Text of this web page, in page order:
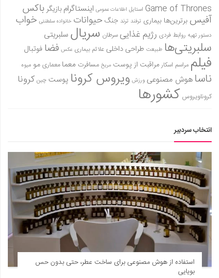
Game of Thrones استایل اطلاعات عمومی اینستاگرام بازیگر باکس
آفیس برترین‌ها بیماری ترفند ترند جنگ حیوانات خانواده سلطنتی خواب
دستور تهیه روابط فردی رژیم غذاییسرطان سریال سلبریتی
سلبریتی‌ها طبیعت طراحی داخلی علائم بیماری عکس فضا فوتبال
فیلم مراسم اسکارمراقبت از پوست مریخ مسافرت معمامعماری مو میوه
ناساهوش مصنوعی ورزش ویروس کرونا پوست چین کرونا
کروناویروس کشورها
انتخاب سردبیر
استفاده از هوش مصنوعی برای ساخت عطر، حتی بدون حس
بویایی